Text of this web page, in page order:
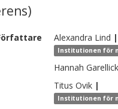
Alexandra Lind |
Institutionen för
Hannah Garellick
Titus Ovik |
Institutionen för